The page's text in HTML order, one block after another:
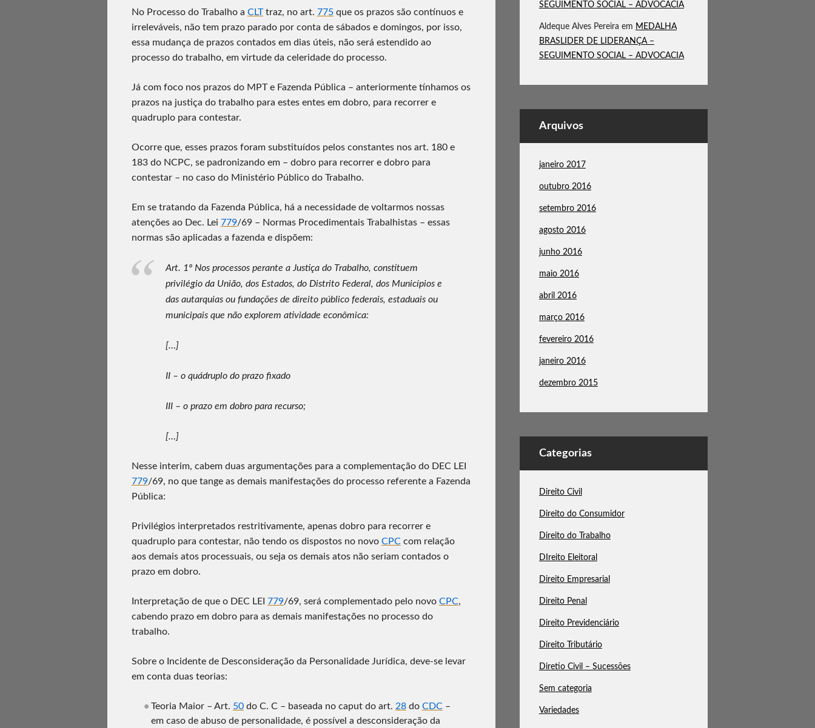
No Processo do Trabalho a CLTtraz, no art. 775que os prazos são contínuos e
irreleváveis, não tem prazo parado por conta de sábados e domingos, por isso,
essa mudança de prazos contados em dias úteis, não será estendido ao
processo do trabalho, em virtude da celeridade do processo.
Já com foco nos prazos do MPT e Fazenda Pública – anteriormente tínhamos os
prazos na justiça do trabalho para estes entes em dobro, para recorrer e
quadruplo para contestar.
Ocorre que, esses prazos foram substituídos pelos constantes nos art. 180 e
183 do NCPC, se padronizando em – dobro para recorrer e dobro para
contestar – no caso do Ministério Público do Trabalho.
Em se tratando da Fazenda Pública, há a necessidade de voltarmos nossas
atenções ao Dec. Lei 779/69 – Normas Procedimentais Trabalhistas – essas
normas são aplicadas a fazenda e dispõem:
Art. 1º Nos processos perante a Justiça do Trabalho, constituem
privilégio da União, dos Estados, do Distrito Federal, dos Municípios e
das autarquias ou fundações de direito público federais, estaduais ou
municipais que não explorem atividade econômica:
[…]
II – o quádruplo do prazo fixado
III – o prazo em dobro para recurso;
[…]
Nesse interim, cabem duas argumentações para a complementação do DEC LEI
779/69, no que tange as demais manifestações do processo referente a Fazenda
Pública:
Privilégios interpretados restritivamente, apenas dobro para recorrer e
quadruplo para contestar, não tendo os dispostos no novo CPCcom relação
aos demais atos processuais, ou seja os demais atos não seriam contados o
prazo em dobro.
Interpretação de que o DEC LEI 779/69, será complementado pelo novo CPC,
cabendo prazo em dobro para as demais manifestações no processo do
trabalho.
Sobre o Incidente de Desconsideração da Personalidade Jurídica, deve-se levar
em conta duas teorias:
Teoria Maior – Art. 50do C. C – baseada no caput do art. 28do CDC–
em caso de abuso de personalidade, é possível a desconsideração da
SEGUIMENTO SOCIAL – ADVOCACIA
Aldeque Alves Pereira em MEDALHA
BRASLIDER DE LIDERANÇA –
SEGUIMENTO SOCIAL – ADVOCACIA
Arquivos
janeiro 2017
outubro 2016
setembro 2016
agosto 2016
junho 2016
maio 2016
abril 2016
março 2016
fevereiro 2016
janeiro 2016
dezembro 2015
Categorias
Direito Civil
Direito do Consumidor
Direito do Trabalho
DIreito Eleitoral
Direito Empresarial
Direito Penal
Direito Previdenciário
Direito Tributário
Diretio Civil – Sucessões
Sem categoria
Variedades